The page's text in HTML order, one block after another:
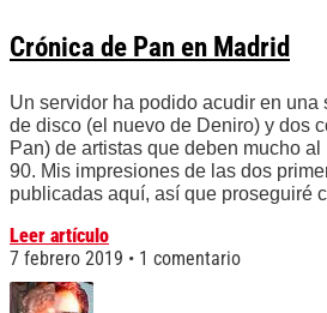
Crónica de Pan en Madrid
Un servidor ha podido acudir en una
de disco (el nuevo de Deniro) y dos
Pan) de artistas que deben mucho
90. Mis impresiones de las dos
publicadas aquí, así que proseguiré
Leer artículo
7 febrero 2019
1 comentario